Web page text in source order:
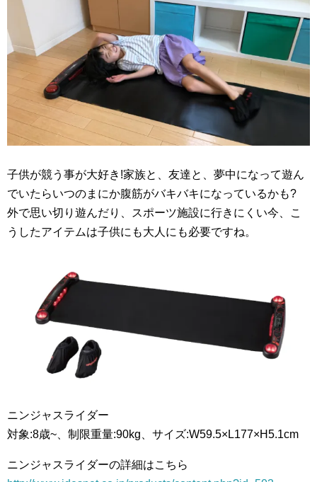
子供が競う事が大好き!家族と、友達と、夢中になって遊ん
でいたらいつのまにか腹筋がバキバキになっているかも?
外で思い切り遊んだり、スポーツ施設に行きにくい今、こ
うしたアイテムは子供にも大人にも必要ですね。
ニンジャスライダー
対象:8歳~、制限重量:90kg、サイズ:W59.5×L177×H5.1cm
ニンジャスライダーの詳細はこちら